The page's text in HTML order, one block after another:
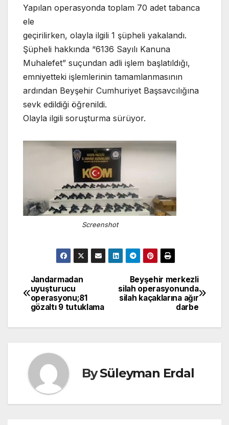
Yapılan operasyonda toplam 70 adet tabanca
ele
geçirilirken, olayla ilgili 1 şüpheli yakalandı.
Şüpheli hakkında “6136 Sayılı Kanuna
Muhalefet” suçundan adli işlem başlatıldığı,
emniyetteki işlemlerinin tamamlanmasının
ardından Beyşehir Cumhuriyet Başsavcılığına
sevk edildiği öğrenildi.
Olayla ilgili soruşturma sürüyor.
Screenshot
Yazı
gezinmesi
Beyşehir merkezli
silah operasyonunda
silah kaçaklarına ağır
darbe
Jandarmadan
uyuşturucu
operasyonu;81
gözaltı 9 tutuklama
BySüleyman Erdal